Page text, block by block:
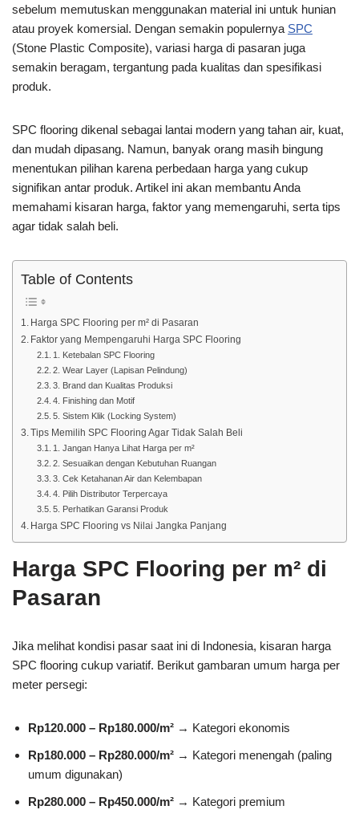
sebelum memutuskan menggunakan material ini untuk hunian
atau proyek komersial. Dengan semakin populernya SPC
(Stone Plastic Composite), variasi harga di pasaran juga
semakin beragam, tergantung pada kualitas dan spesifikasi
produk.
SPC flooring dikenal sebagai lantai modern yang tahan air, kuat,
dan mudah dipasang. Namun, banyak orang masih bingung
menentukan pilihan karena perbedaan harga yang cukup
signifikan antar produk. Artikel ini akan membantu Anda
memahami kisaran harga, faktor yang memengaruhi, serta tips
agar tidak salah beli.
Table of Contents
Harga SPC Flooring per m² di Pasaran
Faktor yang Mempengaruhi Harga SPC Flooring
1. Ketebalan SPC Flooring
2. Wear Layer (Lapisan Pelindung)
3. Brand dan Kualitas Produksi
4. Finishing dan Motif
5. Sistem Klik (Locking System)
Tips Memilih SPC Flooring Agar Tidak Salah Beli
1. Jangan Hanya Lihat Harga per m²
2. Sesuaikan dengan Kebutuhan Ruangan
3. Cek Ketahanan Air dan Kelembapan
4. Pilih Distributor Terpercaya
5. Perhatikan Garansi Produk
Harga SPC Flooring vs Nilai Jangka Panjang
Harga SPC Flooring per m² di
Pasaran
Jika melihat kondisi pasar saat ini di Indonesia, kisaran harga
SPC flooring cukup variatif. Berikut gambaran umum harga per
meter persegi:
Rp120.000 – Rp180.000/m² → Kategori ekonomis
Rp180.000 – Rp280.000/m² → Kategori menengah (paling
umum digunakan)
Rp280.000 – Rp450.000/m² → Kategori premium